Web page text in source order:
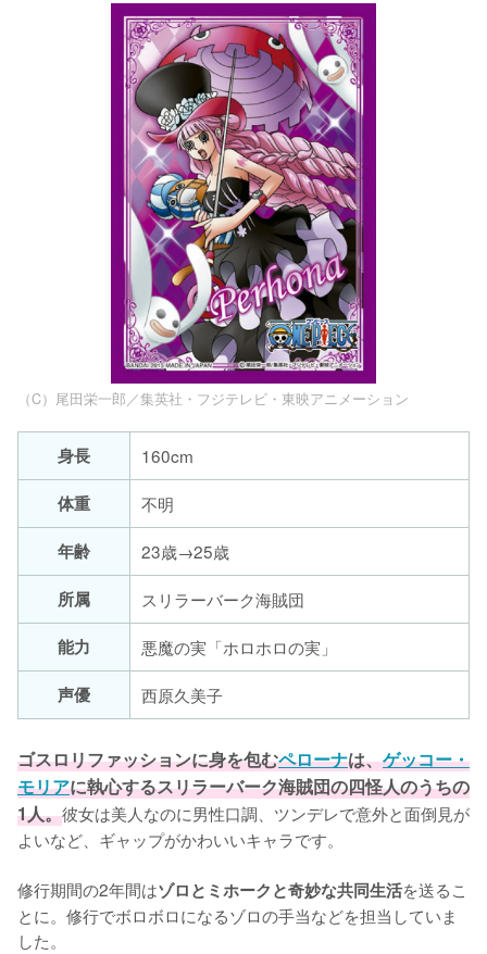
（C）尾田栄一郎／集英社・フジテレビ・東映アニメーション
身長
160cm
体重
不明
年齢
23歳→25歳
所属
スリラーバーク海賊団
能力
悪魔の実「ホロホロの実」
声優
西原久美子
ゴスロリファッションに身を包むペローナは、ゲッコー・
モリアに執心するスリラーバーク海賊団の四怪人のうちの
1人。彼女は美人なのに男性口調、ツンデレで意外と面倒見が
よいなど、ギャップがかわいいキャラです。
修行期間の2年間はゾロとミホークと奇妙な共同生活を送るこ
とに。修行でボロボロになるゾロの手当などを担当していま
した。